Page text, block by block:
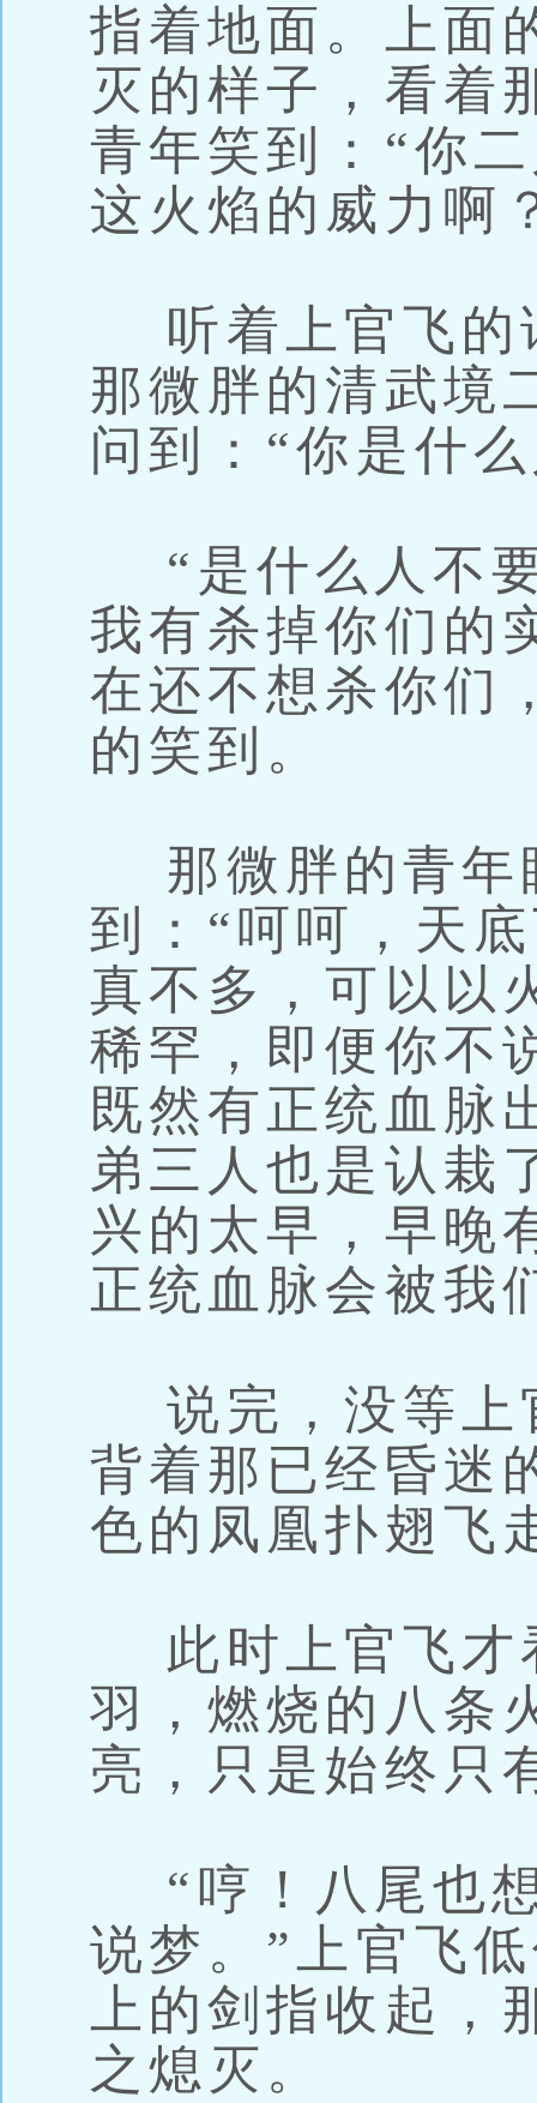
指着地面。上面
灭的样子，看着
青年笑到：“你
这火焰的威力啊
听着上官飞的
那微胖的清武境
问到：“你是什
“是什么人不
我有杀掉你们的
在还不想杀你们
的笑到。
那微胖的青年
到：“呵呵，天
真不多，可以以
稀罕，即便你不
既然有正统血脉
弟三人也是认栽
兴的太早，早晚
正统血脉会被我
说完，没等上
背着那已经昏迷
色的凤凰扑翅飞
此时上官飞才
羽，燃烧的八条
亮，只是始终只
“哼！八尾也
说梦。”上官飞
上的剑指收起
之熄灭。